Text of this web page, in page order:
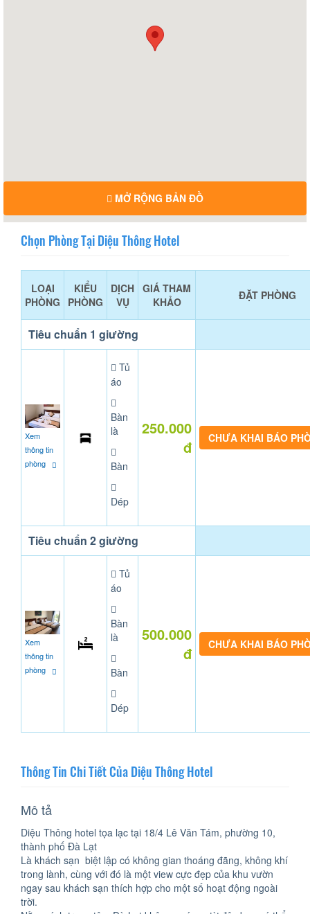
MỞ RỘNG BẢN ĐỒ
Chọn Phòng Tại Diệu Thông Hotel
LOẠI
PHÒNG
KIỂU
PHÒNG
DỊCH
VỤ
GIÁ THAM
KHẢO
ĐẶT PHÒNG
Tiêu chuẩn 1 giường
Xem
thông tin
phòng
Tủ
áo
Bàn
là
Bàn
Dép
250.000
đ
CHƯA KHAI BÁO
Tiêu chuẩn 2 giường
Xem
thông tin
phòng
Tủ
áo
Bàn
là
Bàn
Dép
500.000
đ
CHƯA KHAI BÁO
Thông Tin Chi Tiết Của Diệu Thông Hotel
Mô tả
Diệu Thông hotel tọa lạc tại 18/4 Lê Văn Tám, phường 10,
thành phố Đà Lạt
Là khách sạn biệt lập có không gian thoáng đãng, không khí
trong lành, cùng với đó là một view cực đẹp của khu vườn
ngay sau khách sạn thích hợp cho một số hoạt động ngoài
trời.